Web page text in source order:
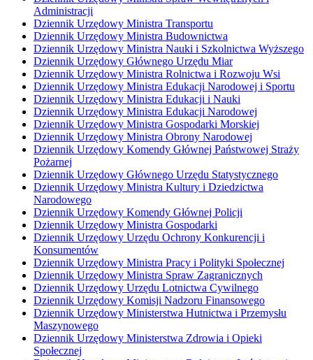
Administracji
Dziennik Urzędowy Ministra Transportu
Dziennik Urzędowy Ministra Budownictwa
Dziennik Urzędowy Ministra Nauki i Szkolnictwa Wyższego
Dziennik Urzędowy Głównego Urzędu Miar
Dziennik Urzędowy Ministra Rolnictwa i Rozwoju Wsi
Dziennik Urzędowy Ministra Edukacji Narodowej i Sportu
Dziennik Urzędowy Ministra Edukacji i Nauki
Dziennik Urzędowy Ministra Edukacji Narodowej
Dziennik Urzędowy Ministra Gospodarki Morskiej
Dziennik Urzędowy Ministra Obrony Narodowej
Dziennik Urzędowy Komendy Głównej Państwowej Straży
Pożarnej
Dziennik Urzędowy Głównego Urzędu Statystycznego
Dziennik Urzędowy Ministra Kultury i Dziedzictwa
Narodowego
Dziennik Urzędowy Komendy Głównej Policji
Dziennik Urzędowy Ministra Gospodarki
Dziennik Urzędowy Urzędu Ochrony Konkurencji i
Konsumentów
Dziennik Urzędowy Ministra Pracy i Polityki Społecznej
Dziennik Urzędowy Ministra Spraw Zagranicznych
Dziennik Urzędowy Urzędu Lotnictwa Cywilnego
Dziennik Urzędowy Komisji Nadzoru Finansowego
Dziennik Urzędowy Ministerstwa Hutnictwa i Przemysłu
Maszynowego
Dziennik Urzędowy Ministerstwa Zdrowia i Opieki
Społecznej